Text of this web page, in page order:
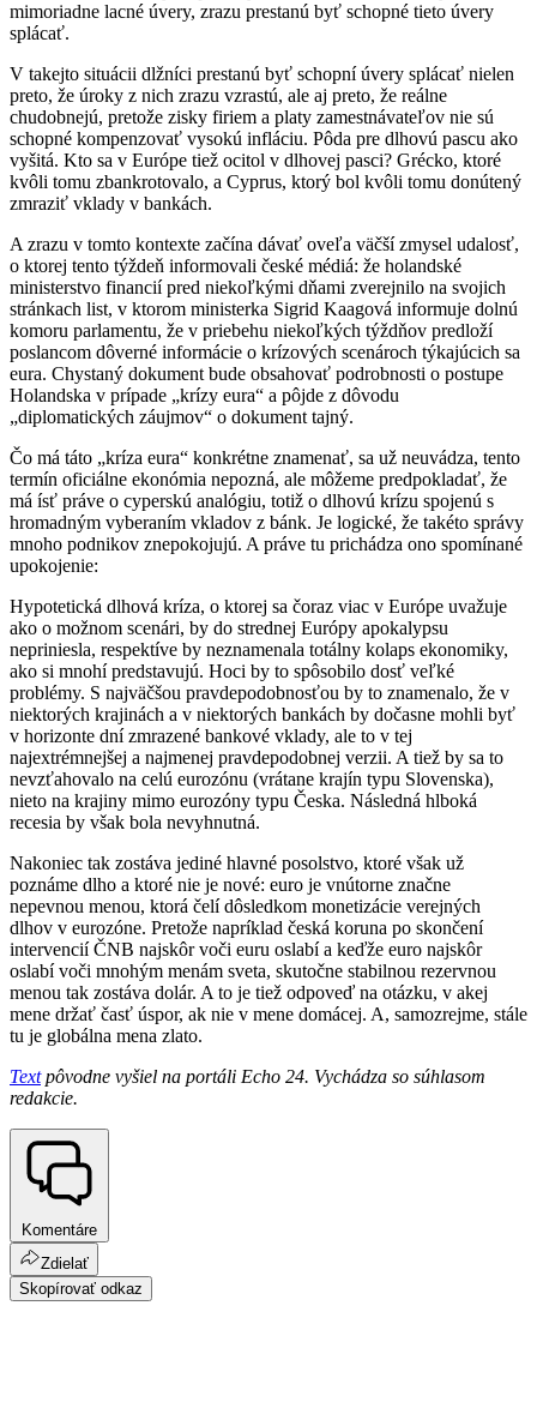
mimoriadne lacné úvery, zrazu prestanú byť schopné tieto úvery
splácať.
V takejto situácii dlžníci prestanú byť schopní úvery splácať nielen
preto, že úroky z nich zrazu vzrastú, ale aj preto, že reálne
chudobnejú, pretože zisky firiem a platy zamestnávateľov nie sú
schopné kompenzovať vysokú infláciu. Pôda pre dlhovú pascu ako
vyšitá. Kto sa v Európe tiež ocitol v dlhovej pasci? Grécko, ktoré
kvôli tomu zbankrotovalo, a Cyprus, ktorý bol kvôli tomu donútený
zmraziť vklady v bankách.
A zrazu v tomto kontexte začína dávať oveľa väčší zmysel udalosť,
o ktorej tento týždeň informovali české médiá: že holandské
ministerstvo financií pred niekoľkými dňami zverejnilo na svojich
stránkach list, v ktorom ministerka Sigrid Kaagová informuje dolnú
komoru parlamentu, že v priebehu niekoľkých týždňov predloží
poslancom dôverné informácie o krízových scenároch týkajúcich sa
eura. Chystaný dokument bude obsahovať podrobnosti o postupe
Holandska v prípade „krízy eura“ a pôjde z dôvodu
„diplomatických záujmov“ o dokument tajný.
Čo má táto „kríza eura“ konkrétne znamenať, sa už neuvádza, tento
termín oficiálne ekonómia nepozná, ale môžeme predpokladať, že
má ísť práve o cyperskú analógiu, totiž o dlhovú krízu spojenú s
hromadným vyberaním vkladov z bánk. Je logické, že takéto správy
mnoho podnikov znepokojujú. A práve tu prichádza ono spomínané
upokojenie:
Hypotetická dlhová kríza, o ktorej sa čoraz viac v Európe uvažuje
ako o možnom scenári, by do strednej Európy apokalypsu
nepriniesla, respektíve by neznamenala totálny kolaps ekonomiky,
ako si mnohí predstavujú. Hoci by to spôsobilo dosť veľké
problémy. S najväčšou pravdepodobnosťou by to znamenalo, že v
niektorých krajinách a v niektorých bankách by dočasne mohli byť
v horizonte dní zmrazené bankové vklady, ale to v tej
najextrémnejšej a najmenej pravdepodobnej verzii. A tiež by sa to
nevzťahovalo na celú eurozónu (vrátane krajín typu Slovenska),
nieto na krajiny mimo eurozóny typu Česka. Následná hlboká
recesia by však bola nevyhnutná.
Nakoniec tak zostáva jediné hlavné posolstvo, ktoré však už
poznáme dlho a ktoré nie je nové: euro je vnútorne značne
nepevnou menou, ktorá čelí dôsledkom monetizácie verejných
dlhov v eurozóne. Pretože napríklad česká koruna po skončení
intervencií ČNB najskôr voči euru oslabí a keďže euro najskôr
oslabí voči mnohým menám sveta, skutočne stabilnou rezervnou
menou tak zostáva dolár. A to je tiež odpoveď na otázku, v akej
mene držať časť úspor, ak nie v mene domácej. A, samozrejme, stále
tu je globálna mena zlato.
Text pôvodne vyšiel na portáli Echo 24. Vychádza so súhlasom
redakcie.
Komentáre
Zdielať
Skopírovať odkaz